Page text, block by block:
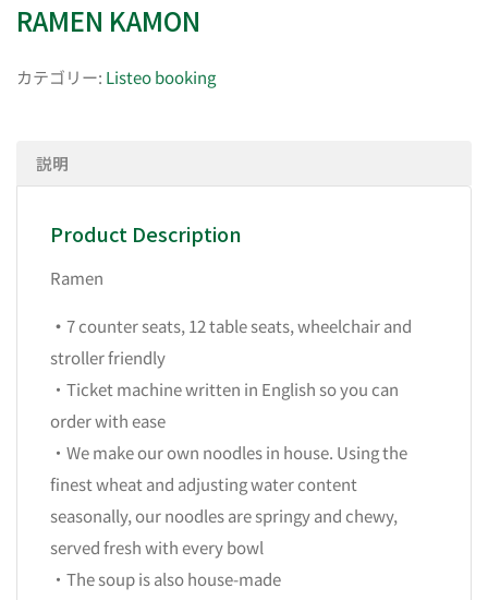
RAMEN KAMON
カテゴリー: Listeo booking
説明
Product Description
Ramen
・ 7 counter seats, 12 table seats, wheelchair and
stroller friendly
・Ticket machine written in English so you can
order with ease
・We make our own noodles in house. Using the
finest wheat and adjusting water content
seasonally, our noodles are springy and chewy,
served fresh with every bowl
・The soup is also house-made